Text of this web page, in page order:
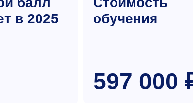
в 2025
обучения
597 000